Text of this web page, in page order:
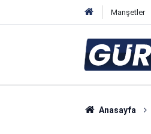
Manşetler
Anasayfa